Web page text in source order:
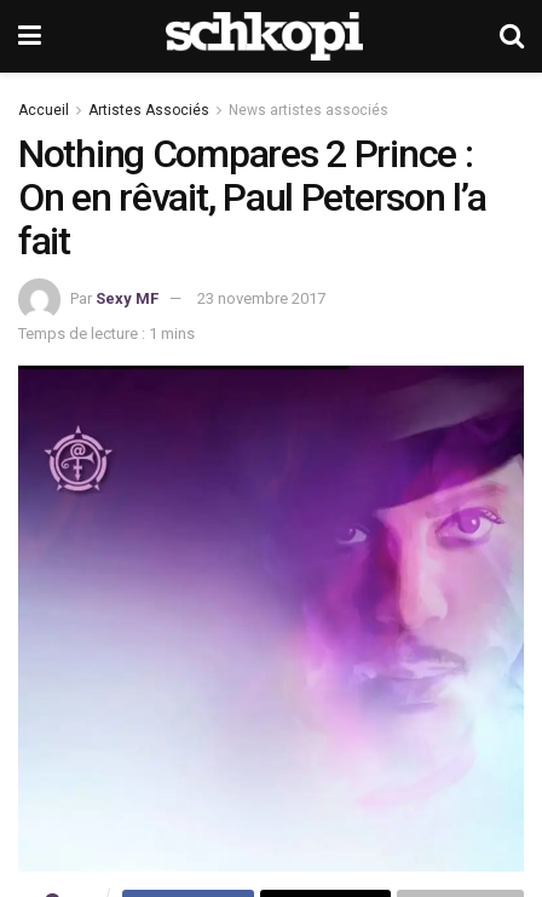
Accueil Artistes Associés News artistes associés
Nothing Compares 2 Prince :
On en rêvait, Paul Peterson l’a
fait
Par Sexy MF
23 novembre 2017
Temps de lecture : 1 mins